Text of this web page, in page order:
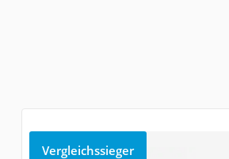
Vergleichssieger